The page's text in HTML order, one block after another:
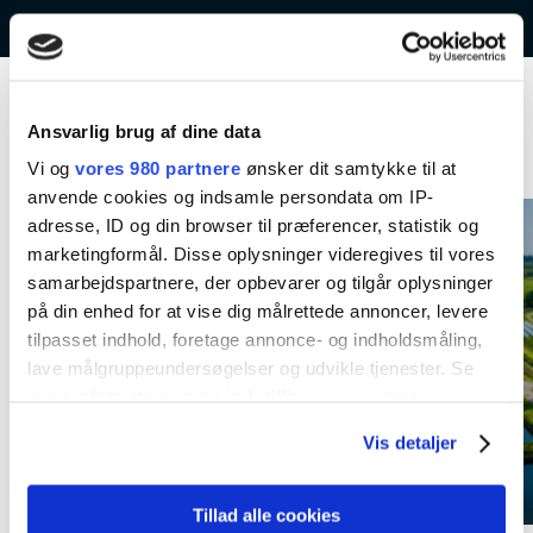
Ansvarlig brug af dine data
Vi og vores 980 partnere ønsker dit samtykke til at
anvende cookies og indsamle persondata om IP-
adresse, ID og din browser til præferencer, statistik og
marketingformål. Disse oplysninger videregives til vores
samarbejdspartnere, der opbevarer og tilgår oplysninger
på din enhed for at vise dig målrettede annoncer, levere
tilpasset indhold, foretage annonce- og indholdsmåling,
lave målgruppeundersøgelser og udvikle tjenester. Se
"Cookiedeklaration", eller ved at trykke på "Privacy
Vis detaljer
Tillad alle cookies
Kommende aktiviteter